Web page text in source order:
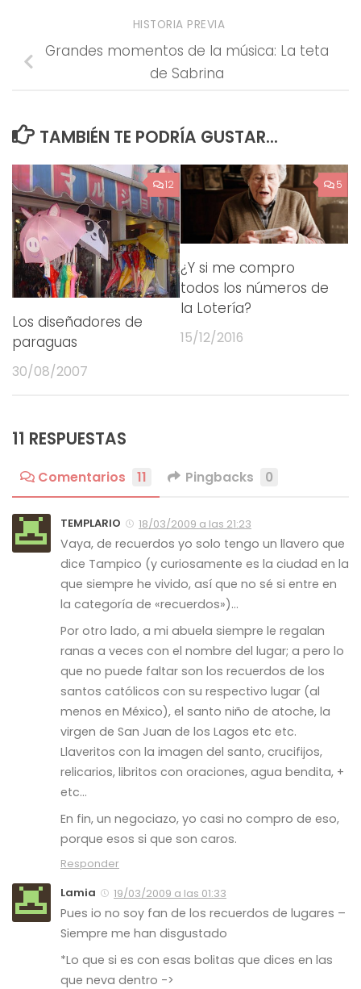
HISTORIA PREVIA
Grandes momentos de la música: La teta
de Sabrina
TAMBIÉN TE PODRÍA GUSTAR...
12
Los diseñadores de
paraguas
30/08/2007
5
¿Y si me compro
todos los números de
la Lotería?
15/12/2016
11 RESPUESTAS
Comentarios 11 Pingbacks 0
TEMPLARIO 18/03/2009 a las 21:23
Vaya, de recuerdos yo solo tengo un llavero que
dice Tampico (y curiosamente es la ciudad en la
que siempre he vivido, así que no sé si entre en
la categoría de «recuerdos»)…
Por otro lado, a mi abuela siempre le regalan
ranas a veces con el nombre del lugar; a pero lo
que no puede faltar son los recuerdos de los
santos católicos con su respectivo lugar (al
menos en México), el santo niño de atoche, la
virgen de San Juan de los Lagos etc etc.
Llaveritos con la imagen del santo, crucifijos,
relicarios, libritos con oraciones, agua bendita, +
etc…
En fin, un negociazo, yo casi no compro de eso,
porque esos si que son caros.
Responder
Lamia
19/03/2009 a las 01:33
Pues io no soy fan de los recuerdos de lugares –
Siempre me han disgustado
*Lo que si es con esas bolitas que dices en las
que neva dentro ->